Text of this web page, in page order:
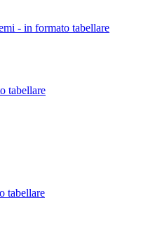
- in formato tabellare
tabellare
tabellare